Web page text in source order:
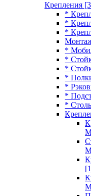
Крепления
*
*
*
*
*
*
*
*
*
*